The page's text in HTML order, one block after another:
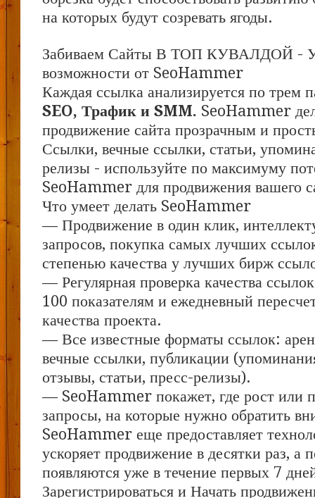
на которых будут созревать ягоды.
Забиваем Сайты В ТОП КУВАЛДОЙ -
возможности от SeoHammer
Каждая ссылка анализируется по трем
SEO, Трафик и SMM. SeoHammer
продвижение сайта прозрачным и
Ссылки, вечные ссылки, статьи,
релизы - используйте по максимуму
SeoHammer для продвижения вашего
Что умеет делать SeoHammer
— Продвижение в один клик,
запросов, покупка самых лучших
степенью качества у лучших бирж
— Регулярная проверка качества
100 показателям и ежедневный
качества проекта.
— Все известные форматы ссылок:
вечные ссылки, публикации
отзывы, статьи, пресс-релизы).
— SeoHammer покажет, где рост или
запросы, на которые нужно обратить
SeoHammer еще предоставляет
ускоряет продвижение в десятки раз, а
появляются уже в течение первых 7
Зарегистрироваться и Начать